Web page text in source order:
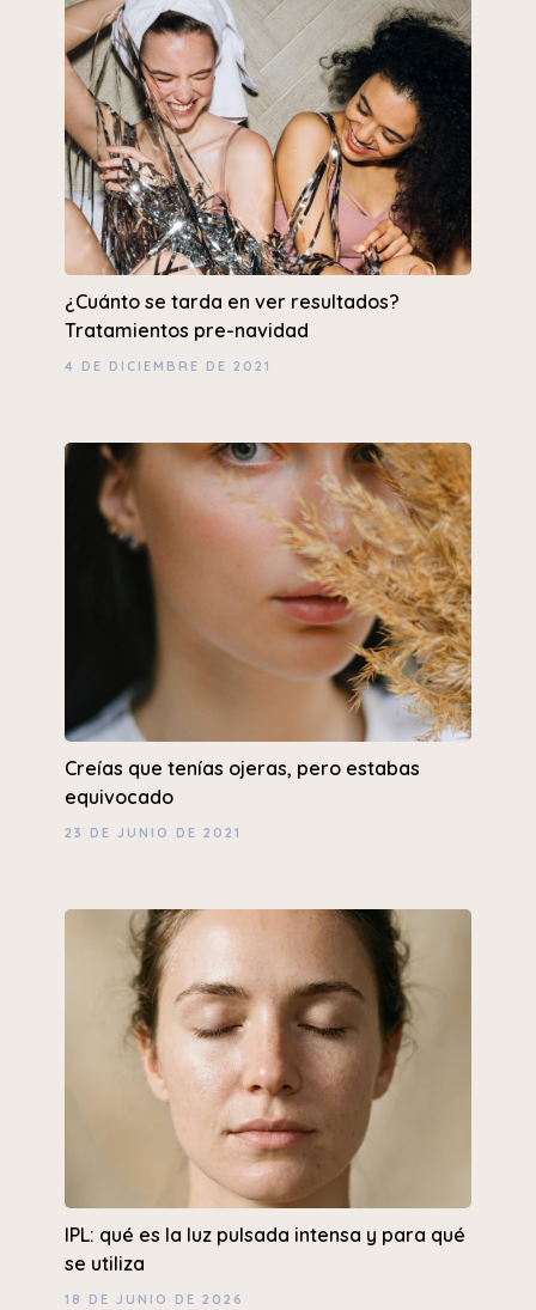
¿Cuánto se tarda en ver resultados?
Tratamientos pre-navidad
4 DE DICIEMBRE DE 2021
Creías que tenías ojeras, pero estabas
equivocado
23 DE JUNIO DE 2021
IPL: qué es la luz pulsada intensa y para qué
se utiliza
18 DE JUNIO DE 2026